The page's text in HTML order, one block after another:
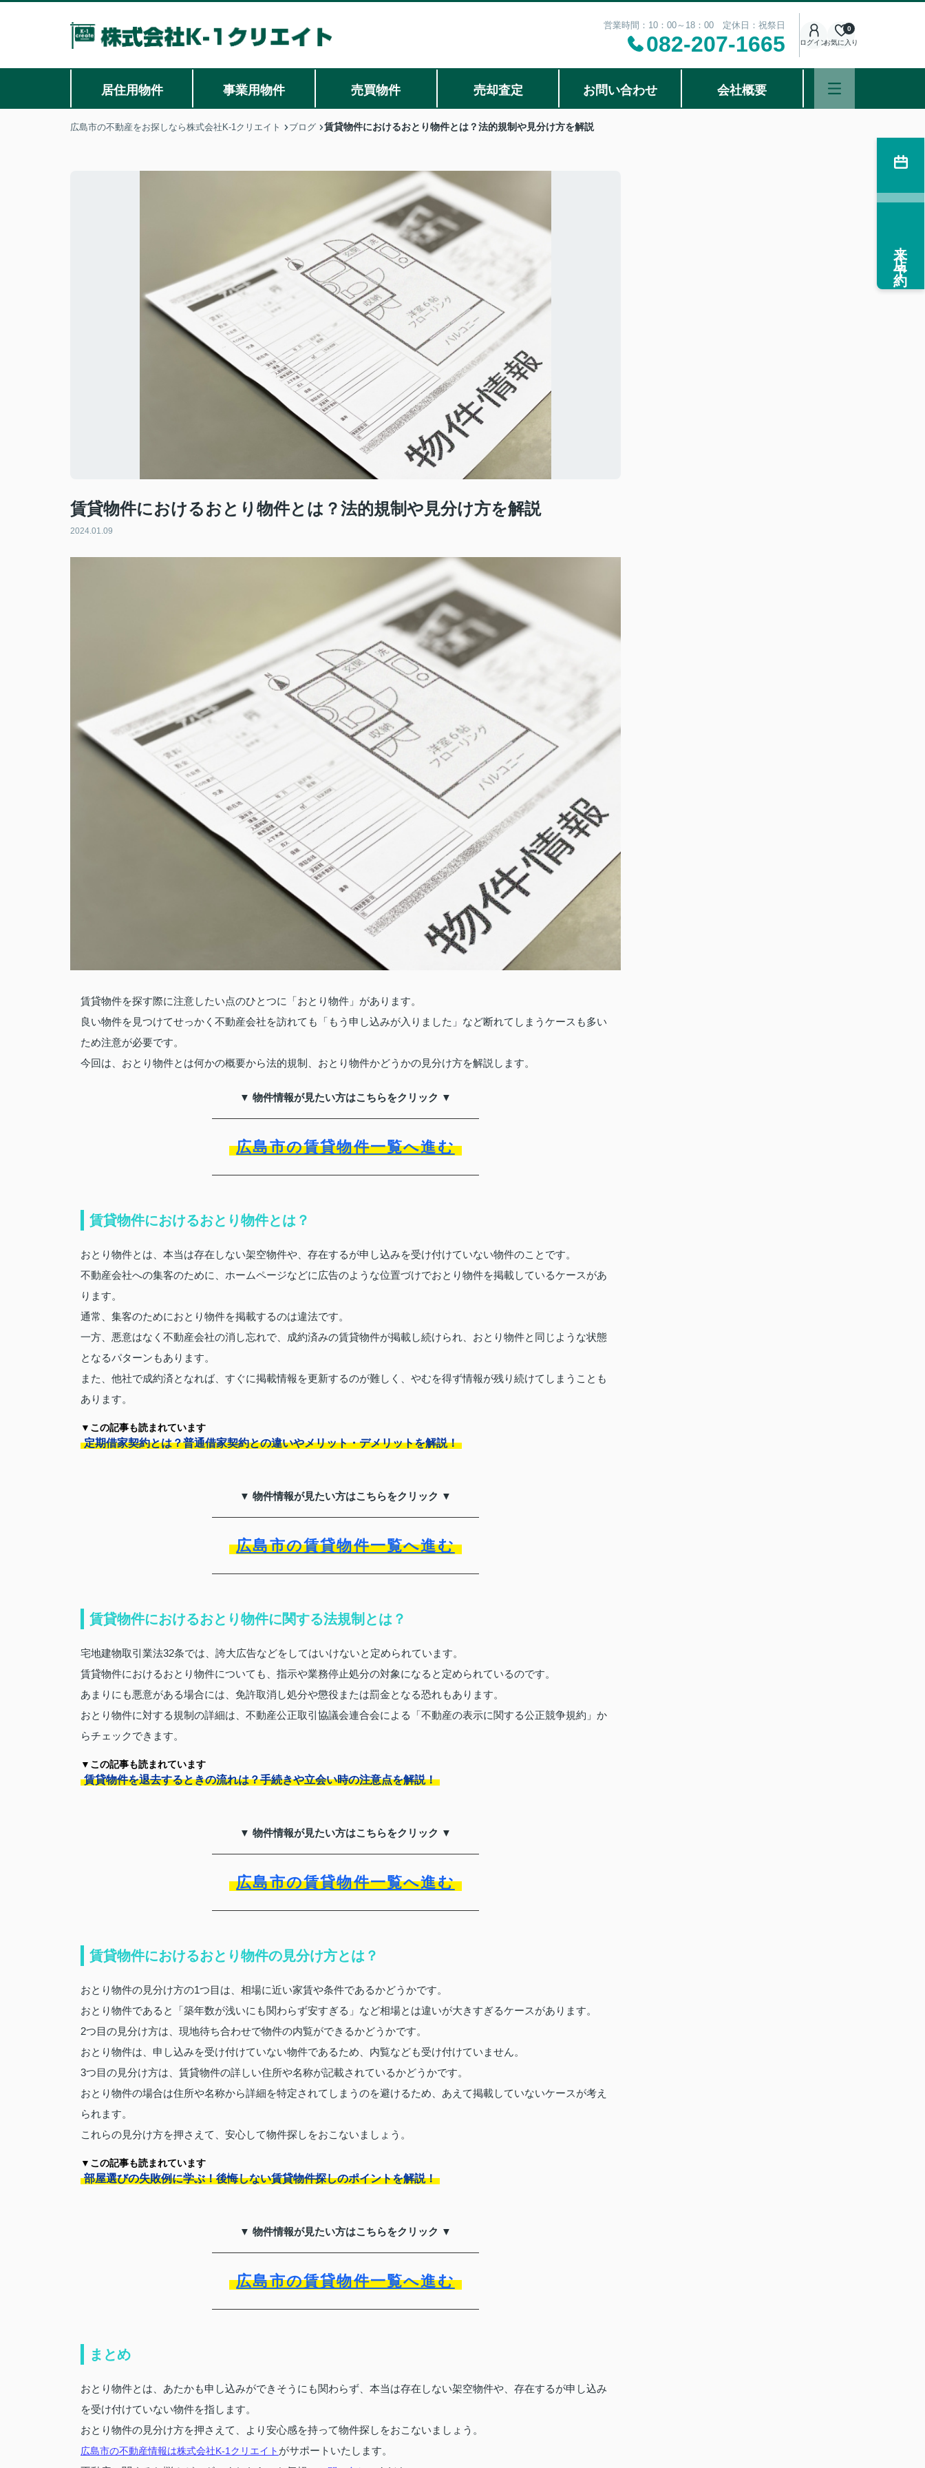
営業時間：10：00～18：00 定休日：祝祭日
082-207-1665 ログインお気に入り
0
居住用物件 事業用物件 売買物件 売却査定 お問い合わせ 会社概要
広島市の不動産をお探しなら株式会社K-1クリエイト ブログ 賃貸物件におけるおとり物件とは？法的規制や見分け方を解説
賃貸物件におけるおとり物件とは？法的規制や見分け方を解説
2024.01.09
賃貸物件を探す際に注意したい点のひとつに「おとり物件」があります。
良い物件を見つけてせっかく不動産会社を訪れても「もう申し込みが入りました」など断れてしまうケースも多い
ため注意が必要です。
今回は、おとり物件とは何かの概要から法的規制、おとり物件かどうかの見分け方を解説します。
▼ 物件情報が見たい方はこちらをクリック ▼
広島市の賃貸物件一覧へ進む
賃貸物件におけるおとり物件とは？
おとり物件とは、本当は存在しない架空物件や、存在するが申し込みを受け付けていない物件のことです。
不動産会社への集客のために、ホームページなどに広告のような位置づけでおとり物件を掲載しているケースがあ
ります。
通常、集客のためにおとり物件を掲載するのは違法です。
一方、悪意はなく不動産会社の消し忘れで、成約済みの賃貸物件が掲載し続けられ、おとり物件と同じような状態
となるパターンもあります。
また、他社で成約済となれば、すぐに掲載情報を更新するのが難しく、やむを得ず情報が残り続けてしまうことも
あります。
▼この記事も読まれています
定期借家契約とは？普通借家契約との違いやメリット・デメリットを解説！
▼ 物件情報が見たい方はこちらをクリック ▼
広島市の賃貸物件一覧へ進む
賃貸物件におけるおとり物件に関する法規制とは？
宅地建物取引業法32条では、誇大広告などをしてはいけないと定められています。
賃貸物件におけるおとり物件についても、指示や業務停止処分の対象になると定められているのです。
あまりにも悪意がある場合には、免許取消し処分や懲役または罰金となる恐れもあります。
おとり物件に対する規制の詳細は、不動産公正取引協議会連合会による「不動産の表示に関する公正競争規約」か
らチェックできます。
▼この記事も読まれています
賃貸物件を退去するときの流れは？手続きや立会い時の注意点を解説！
▼ 物件情報が見たい方はこちらをクリック ▼
広島市の賃貸物件一覧へ進む
賃貸物件におけるおとり物件の見分け方とは？
おとり物件の見分け方の1つ目は、相場に近い家賃や条件であるかどうかです。
おとり物件であると「築年数が浅いにも関わらず安すぎる」など相場とは違いが大きすぎるケースがあります。
2つ目の見分け方は、現地待ち合わせで物件の内覧ができるかどうかです。
おとり物件は、申し込みを受け付けていない物件であるため、内覧なども受け付けていません。
3つ目の見分け方は、賃貸物件の詳しい住所や名称が記載されているかどうかです。
おとり物件の場合は住所や名称から詳細を特定されてしまうのを避けるため、あえて掲載していないケースが考え
られます。
これらの見分け方を押さえて、安心して物件探しをおこないましょう。
▼この記事も読まれています
部屋選びの失敗例に学ぶ！後悔しない賃貸物件探しのポイントを解説！
▼ 物件情報が見たい方はこちらをクリック ▼
広島市の賃貸物件一覧へ進む
まとめ
おとり物件とは、あたかも申し込みができそうにも関わらず、本当は存在しない架空物件や、存在するが申し込み
を受け付けていない物件を指します。
おとり物件の見分け方を押さえて、より安心感を持って物件探しをおこないましょう。
広島市の不動産情報は株式会社K-1クリエイト がサポートいたします。
来店予約